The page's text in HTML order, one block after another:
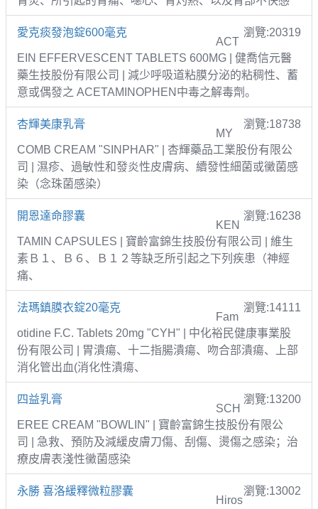
愛克痰發泡錠600毫克 瀏覽:20319
ACT
EIN EFFERVESCENT TABLETS 600MG | 健喬信元醫
藥生技股份有限公司 | 減少呼吸道粘膜分泌的粘稠性、蓄
意或偶發之 ACETAMINOPHEN中毒之解毒劑。
杏輝美康乳膏 瀏覽:18738
MY
COMB CREAM "SINPHAR" | 杏輝藥品工業股份有限公
司 | 濕疹、過敏性和發炎性皮膚病、續發性細菌或黴菌感
染（念珠菌感染）
開恩達命膠囊 瀏覽:16238
KEN
TAMIN CAPSULES | 寶齡富錦生技股份有限公司 | 維生
素Ｂ１、Ｂ６、Ｂ１２等缺乏所引起之下列疾患（神經
痛、
法瑪鎮膜衣錠20毫克 瀏覽:14111
Fam
otidine F.C. Tablets 20mg "CYH" | 中化裕民健康事業股
份有限公司 | 胃潰瘍、十二指腸潰瘍、吻合部潰瘍、上部
消化管出血(消化性潰瘍、
四益乳膏 瀏覽:13200
SCH
EREE CREAM "BOWLIN" | 寶齡富錦生技股份有限公
司 | 急救、預防及減緩皮膚刀傷、刮傷、燙傷之感染；治
療皮膚表淺性黴菌感染
永勝 喜洛緩釋微粒膠囊 瀏覽:13002
Hiros